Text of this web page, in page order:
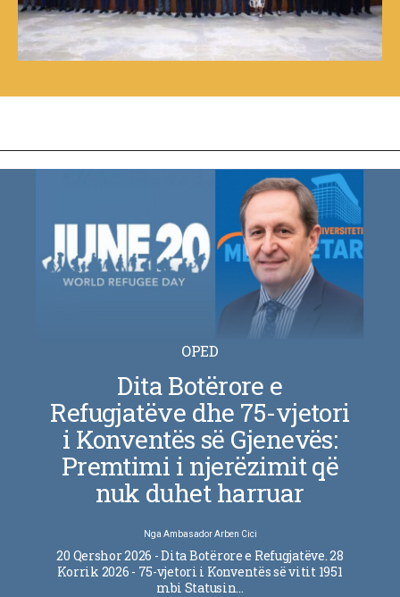
OPED
Dita Botërore e
Refugjatëve dhe 75-vjetori
i Konventës së Gjenevës:
Premtimi i njerëzimit që
nuk duhet harruar
Nga Ambasador Arben Cici
20 Qershor 2026 - Dita Botërore e Refugjatëve. 28
Korrik 2026 - 75-vjetori i Konventës së vitit 1951
mbi Statusin…